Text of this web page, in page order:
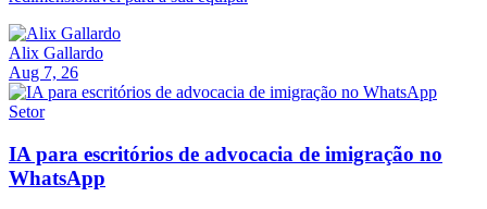
Alix Gallardo
Aug 7, 26
Setor
IA para escritórios de advocacia de imigração no
WhatsApp